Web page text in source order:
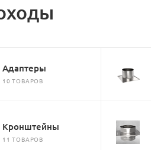
Адаптеры
10 ТОВАРОВ
Кронштейны
11 ТОВАРОВ